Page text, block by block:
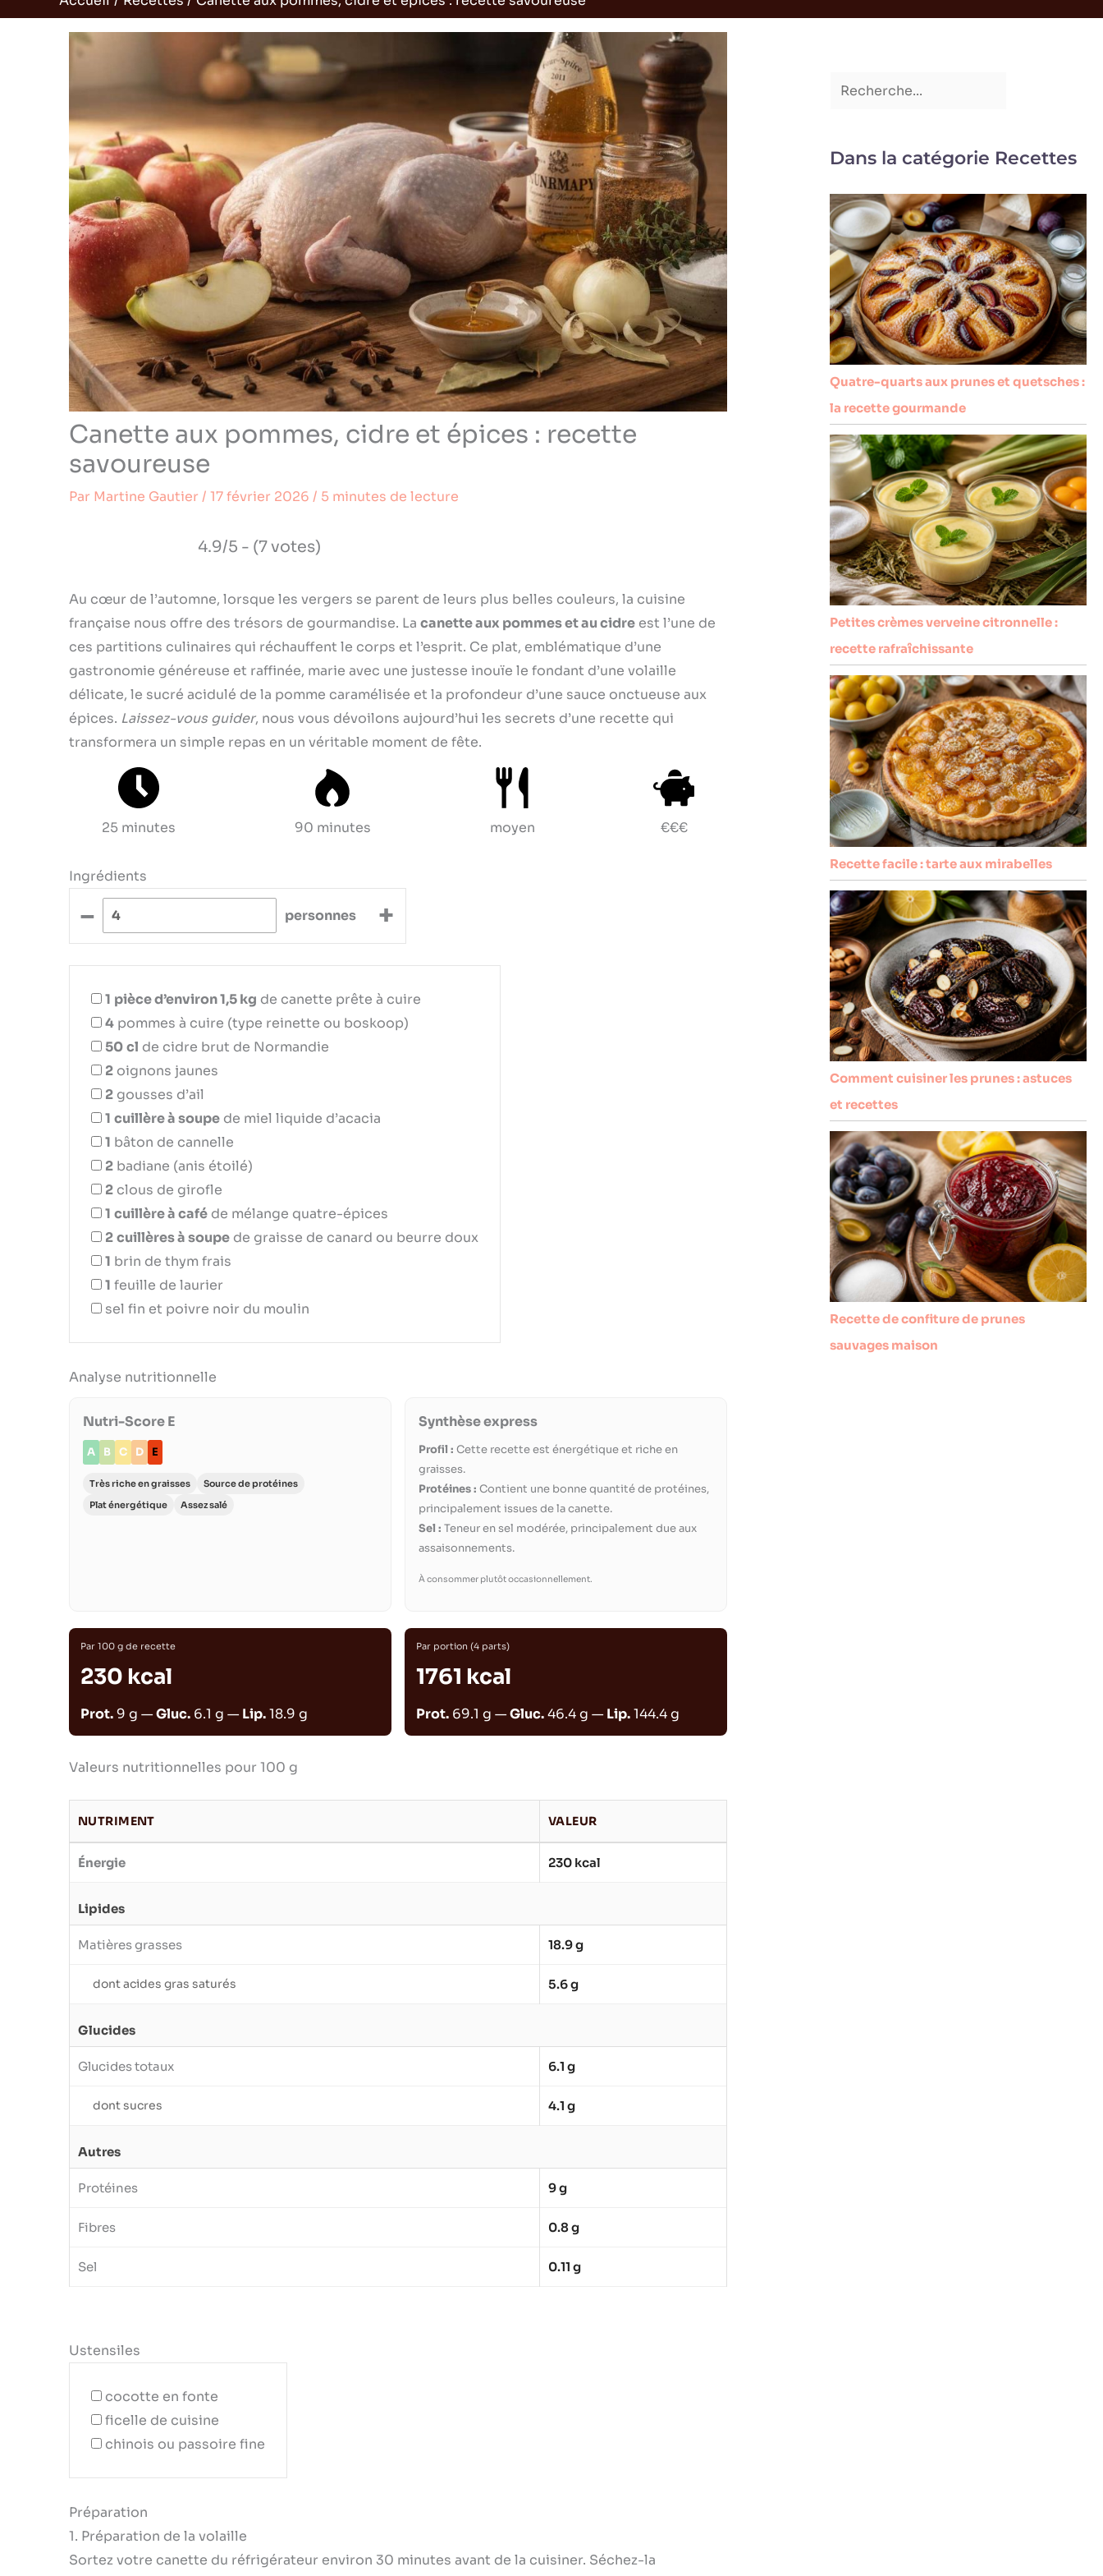
Canette aux pommes, cidre et épices : recette
savoureuse
Par Martine Gautier / 17 février 2026 / 5 minutes de lecture
4.9/5 - (7 votes)
Au cœur de l’automne, lorsque les vergers se parent de leurs plus belles couleurs, la cuisine
française nous offre des trésors de gourmandise. La canette aux pommes et au cidre est l’une de
ces partitions culinaires qui réchauffent le corps et l’esprit. Ce plat, emblématique d’une
gastronomie généreuse et raffinée, marie avec une justesse inouïe le fondant d’une volaille
délicate, le sucré acidulé de la pomme caramélisée et la profondeur d’une sauce onctueuse aux
épices. Laissez-vous guider, nous vous dévoilons aujourd’hui les secrets d’une recette qui
transformera un simple repas en un véritable moment de fête.
25 minutes 90 minutes moyen €€€
Ingrédients
– personnes +
1 pièce d’environ 1,5 kg de canette prête à cuire
4 pommes à cuire (type reinette ou boskoop)
50cl de cidre brut de Normandie
2 oignons jaunes
2 gousses d’ail
1 cuillère à soupe de miel liquide d’acacia
1 bâton de cannelle
2 badiane (anis étoilé)
2 clous de girofle
1 cuillère à café de mélange quatre-épices
2cuillères à soupe de graisse de canard ou beurre doux
1 brin de thym frais
1 feuille de laurier
sel fin et poivre noir du moulin
Analyse nutritionnelle
Nutri-Score E
A B C D E
Très riche en graisses
Source de protéines
Plat énergétique
Assez salé
Synthèse express
Profil : Cette recette est énergétique et riche en
graisses.
Protéines : Contient une bonne quantité de protéines,
principalement issues de la canette.
Sel : Teneur en sel modérée, principalement due aux
assaisonnements.
À consommer plutôt occasionnellement.
Par 100 g de recette
230 kcal
Prot.9 g —Gluc. 6.1 g —Lip.18.9 g
Par portion (4 parts)
1761 kcal
Prot. 69.1 g —Gluc.46.4 g —Lip.144.4 g
Valeurs nutritionnelles pour 100 g
NUTRIMENT VALEUR
Énergie 230 kcal
Lipides
Matières grasses 18.9 g
dont acides gras saturés 5.6 g
Glucides
Glucides totaux 6.1 g
dont sucres 4.1 g
Autres
Protéines 9 g
Fibres 0.8 g
Sel 0.11 g
Ustensiles
cocotte en fonte
ficelle de cuisine
chinois ou passoire fine
Préparation
1. Préparation de la volaille
Sortez votre canette du réfrigérateur environ 30 minutes avant de la cuisiner. Séchez-la
Dans la catégorie Recettes
Quatre-quarts aux prunes et quetsches :
la recette gourmande
Petites crèmes verveine citronnelle :
recette rafraîchissante
Recette facile : tarte aux mirabelles
Comment cuisiner les prunes : astuces
et recettes
Recette de confiture de prunes
sauvages maison